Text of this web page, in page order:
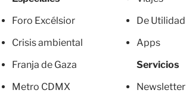
Foro Excélsior
Crisis ambiental
Franja de Gaza
Metro CDMX
De Utilidad
Apps
Servicios
Newsletter